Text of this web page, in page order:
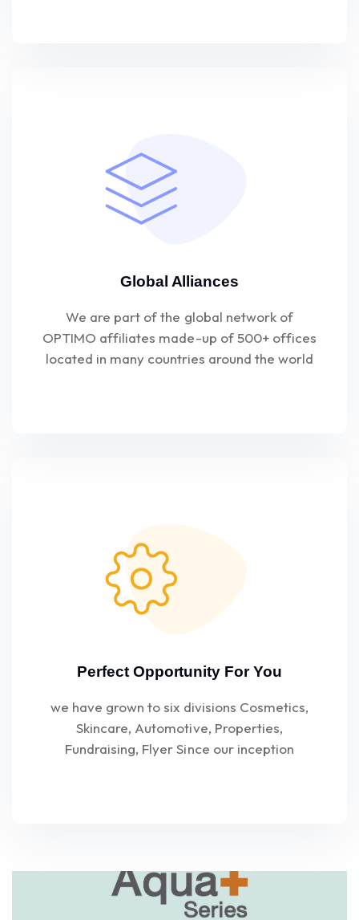
Global Alliances
We are part of the global network of
OPTIMO affiliates made-up of 500+ offices
located in many countries around the world
Perfect Opportunity For You
we have grown to six divisions Cosmetics,
Skincare, Automotive, Properties,
Fundraising, Flyer Since our inception